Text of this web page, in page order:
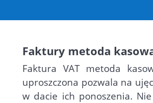
Faktury metoda
Faktura VAT metoda
uproszczona pozwala na
w dacie ich ponoszenia.